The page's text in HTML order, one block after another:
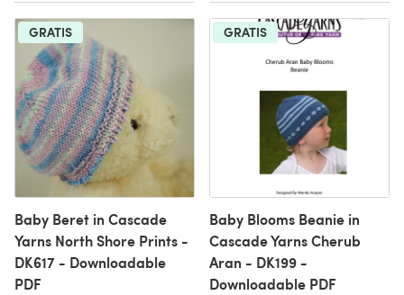
GRATIS
Baby Beret in Cascade
Yarns North Shore Prints -
DK617 - Downloadable
PDF
GRATIS
Baby Blooms Beanie in
Cascade Yarns Cherub
Aran - DK199 -
Downloadable PDF